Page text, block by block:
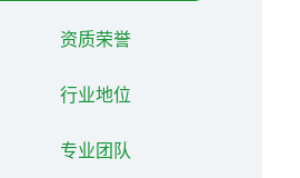
资质荣誉
行业地位
专业团队